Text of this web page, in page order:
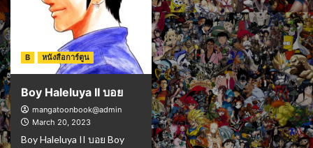
B หนังสือการ์ตูน
Boy Haleluya II บอย
mangatoonbook@admin
March 20, 2023
Boy Haleluya II บอย Boy